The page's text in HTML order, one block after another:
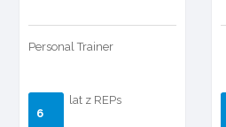
Personal Trainer
6
lat z REPs